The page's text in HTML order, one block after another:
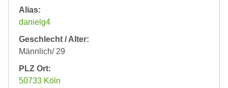
Alias:
danielg4
Geschlecht / Alter:
Männlich/ 29
PLZ Ort:
50733 Köln